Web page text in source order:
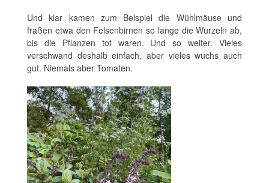
Und klar kamen zum Beispiel die Wühlmäuse und
fraßen etwa den Felsenbirnen so lange die Wurzeln ab,
bis die Pflanzen tot waren. Und so weiter. Vieles
verschwand deshalb einfach, aber vieles wuchs auch
gut. Niemals aber Tomaten.